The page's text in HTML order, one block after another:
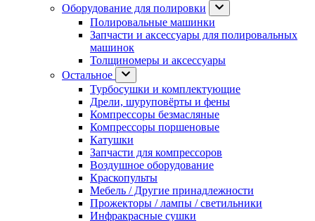
Оборудование для полировки
Полировальные машинки
Запчасти и аксессуары для полировальных
машинок
Толщиномеры и аксессуары
Остальное
Турбосушки и комплектующие
Дрели, шуруповёрты и фены
Компрессоры безмасляные
Компрессоры поршеновые
Катушки
Запчасти для компрессоров
Воздушное оборудование
Краскопульты
Мебель / Другие принадлежности
Прожекторы / лампы / светильники
Инфракрасные сушки